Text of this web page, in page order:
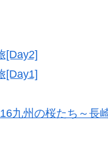
[Day2]
[Day1]
九州の桜たち～長